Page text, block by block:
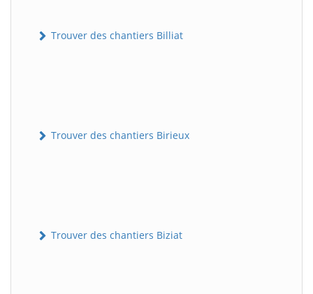
Trouver des chantiers Billiat
Trouver des chantiers Birieux
Trouver des chantiers Biziat